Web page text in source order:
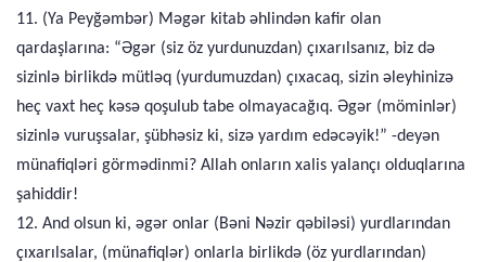
11. (Ya Peyğəmbər) Məgər kitab əhlindən kafir olan
qardaşlarına: “Əgər (siz öz yurdunuzdan) çıxarılsanız, biz də
sizinlə birlikdə mütləq (yurdumuzdan) çıxacaq, sizin əleyhinizə
heç vaxt heç kəsə qoşulub tabe olmayacağıq. Əgər (möminlər)
sizinlə vuruşsalar, şübhəsiz ki, sizə yardım edəcəyik!” -deyən
münafiqləri görmədinmi? Allah onların xalis yalançı olduqlarına
şahiddir!
12. And olsun ki, əgər onlar (Bəni Nəzir qəbiləsi) yurdlarından
çıxarılsalar, (münafiqlər) onlarla birlikdə (öz yurdlarından)